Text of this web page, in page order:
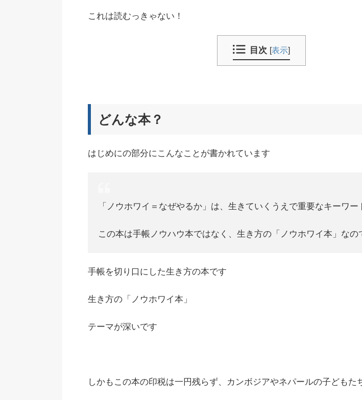
これは読むっきゃない！
目次 [表示]
どんな本？
はじめにの部分にこんなことが書かれています
「ノウホワイ＝なぜやるか」は、生きていくうえで重要なキーワー
この本は手帳ノウハウ本ではなく、生き方の「ノウホワイ本」なの
手帳を切り口にした生き方の本です
生き方の「ノウホワイ本」
テーマが深いです
しかもこの本の印税は一円残らず、カンボジアやネパールの子どもた